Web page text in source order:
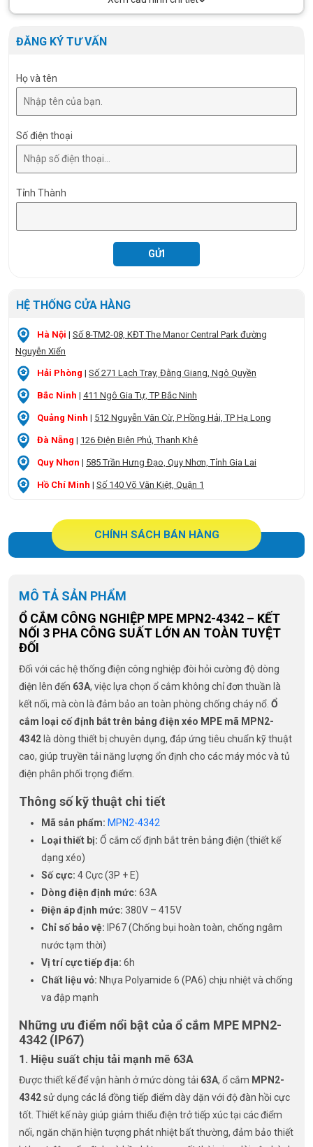
ĐĂNG KÝ TƯ VẤN
Họ và tên
Số điện thoại
Tỉnh Thành
HỆ THỐNG CỬA HÀNG
Hà Nội | Số 8-TM2-08, KĐT The Manor Central Park đường
Nguyễn Xiển
Hải Phòng | Số 271 Lạch Tray, Đằng Giang, Ngô Quyền
Bắc Ninh | 411 Ngô Gia Tự, TP Bắc Ninh
Quảng Ninh | 512 Nguyễn Văn Cừ, P Hồng Hải, TP Hạ Long
Đà Nẵng | 126 Điện Biên Phủ, Thanh Khê
Quy Nhơn | 585 Trần Hưng Đạo, Quy Nhơn, Tỉnh Gia Lai
Hồ Chí Minh | Số 140 Võ Văn Kiệt, Quận 1
CHÍNH SÁCH BÁN HÀNG
MÔ TẢ SẢN PHẨM
Ổ CẮM CÔNG NGHIỆP MPE MPN2-4342 – KẾT
NỐI 3 PHA CÔNG SUẤT LỚN AN TOÀN TUYỆT
ĐỐI
Đối với các hệ thống điện công nghiệp đòi hỏi cường độ dòng
điện lên đến 63A, việc lựa chọn ổ cắm không chỉ đơn thuần là
kết nối, mà còn là đảm bảo an toàn phòng chống cháy nổ. Ổ
cắm loại cố định bắt trên bảng điện xéo MPE mã MPN2-
4342 là dòng thiết bị chuyên dụng, đáp ứng tiêu chuẩn kỹ thuật
cao, giúp truyền tải năng lượng ổn định cho các máy móc và tủ
điện phân phối trọng điểm.
Thông số kỹ thuật chi tiết
Mã sản phẩm: MPN2-4342
Loại thiết bị: Ổ cắm cố định bắt trên bảng điện (thiết kế
dạng xéo)
Số cực: 4 Cực (3P + E)
Dòng điện định mức: 63A
Điện áp định mức: 380V – 415V
Chỉ số bảo vệ: IP67 (Chống bụi hoàn toàn, chống ngâm
nước tạm thời)
Vị trí cực tiếp địa: 6h
Chất liệu vỏ: Nhựa Polyamide 6 (PA6) chịu nhiệt và chống
va đập mạnh
Những ưu điểm nổi bật của ổ cắm MPE MPN2-
4342 (IP67)
1. Hiệu suất chịu tải mạnh mẽ 63A
Được thiết kế để vận hành ở mức dòng tải 63A, ổ cắm MPN2-
4342sử dụng các lá đồng tiếp điểm dày dặn với độ đàn hồi cực
tốt. Thiết kế này giúp giảm thiểu điện trở tiếp xúc tại các điểm
nối, ngăn chặn hiện tượng phát nhiệt bất thường, đảm bảo thiết